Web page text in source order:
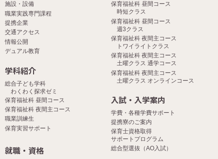
施設・設備
職業実践専門課程
提携企業
交通アクセス
情報公開
デュアル教育
保育福祉科 昼間コース
時短クラス
保育福祉科 昼間コース
週3クラス
保育福祉科 夜間主コース
トワイライトクラス
保育福祉科 夜間主コース
土曜クラス 通学コース
保育福祉科 夜間主コース
土曜クラス オンラインコース
学科紹介
総合子ども学科
わくわく探求ゼミ
保育福祉科 昼間コース
保育福祉科 夜間主コース
職業訓練生
保育実習サポート
入試・入学案内
学費・各種学費サポート
提携寮のご案内
保育士資格取得
サポートプログラム
総合型選抜（AO入試）
就職・資格